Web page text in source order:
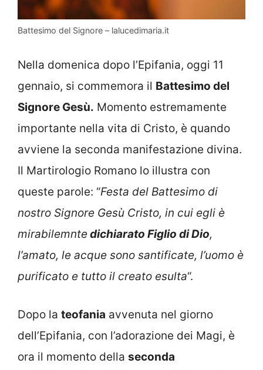
Battesimo del Signore – lalucedimaria.it
Nella domenica dopo l’Epifania, oggi 11
gennaio, si commemora il Battesimo del
Signore Gesù. Momento estremamente
importante nella vita di Cristo, è quando
avviene la seconda manifestazione divina.
Il Martirologio Romano lo illustra con
queste parole: “Festa del Battesimo di
nostro Signore Gesù Cristo, in cui egli è
mirabilemntedichiarato Figlio di Dio,
l’amato, le acque sono santificate, l’uomo è
purificato e tutto il creato esulta“.
Dopo la teofania avvenuta nel giorno
dell’Epifania, con l’adorazione dei Magi, è
ora il momento della seconda